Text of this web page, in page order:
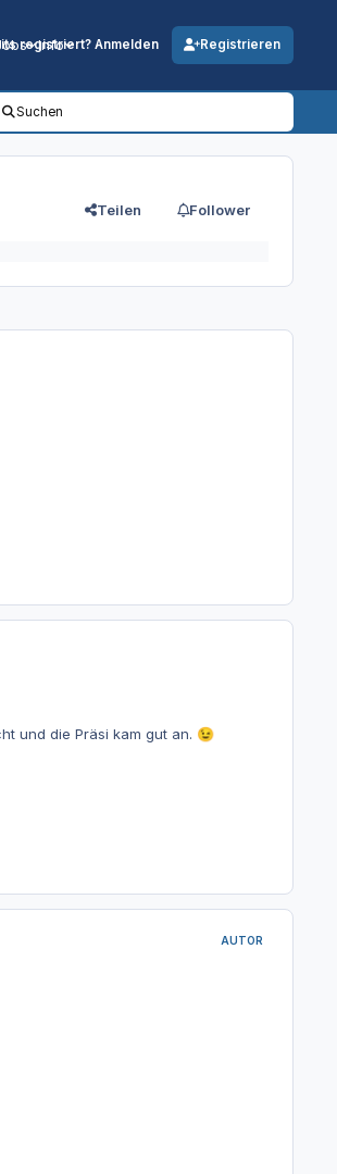
Info
registriert? Anmelden Registrieren
Suchen
Teilen Follower
und die Präsi kam gut an. 😉
AUTOR